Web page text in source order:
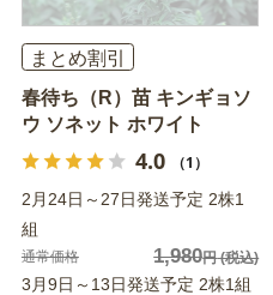
まとめ割引
春待ち（R）苗 キンギョソ
ウ ソネット ホワイト
4.0 （1）
2月24日～27日発送予定 2株1
組
通常価格 1,980円(税込)
3月9日～13日発送予定 2株1組